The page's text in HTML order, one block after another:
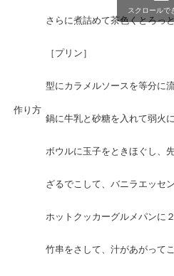
作り方
さらに煮詰めて茶色くとろっ
［プリン］
型にカラメルソースを等分に流
鍋に牛乳と砂糖を入れて弱火
ボウルに玉子をときほぐし、
ざるでこして、バニラエッセ
ホットクッカーグルメパンに
竹串をさして、汁があがって
スクロールで